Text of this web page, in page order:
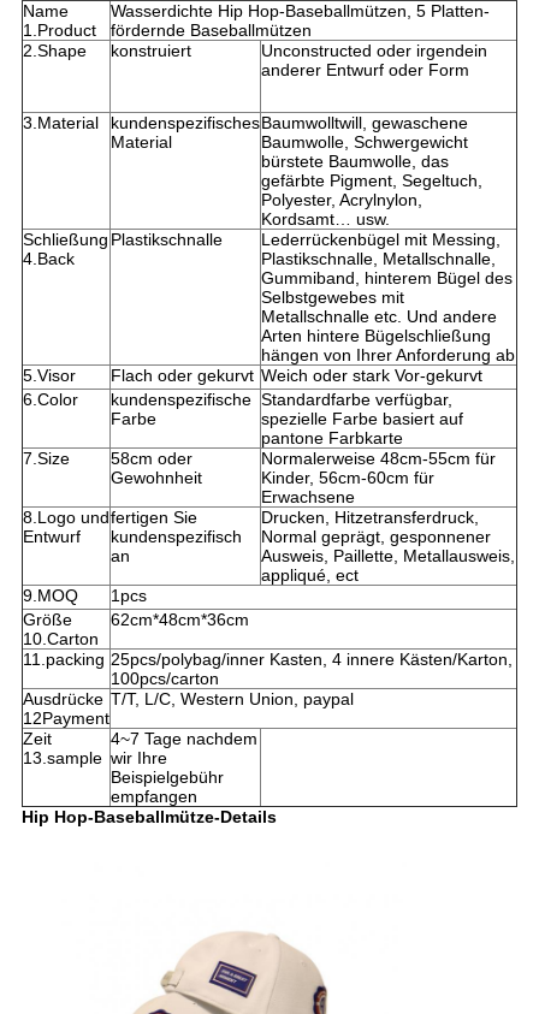
Name
1.Product
Wasserdichte Hip Hop-Baseballmützen, 5 Platten-
fördernde Baseballmützen
2.Shape
konstruiert
Unconstructed oder irgendein
anderer Entwurf oder Form
3.Material
kundenspezifisches
Material
Baumwolltwill, gewaschene
Baumwolle, Schwergewicht
bürstete Baumwolle, das
gefärbte Pigment, Segeltuch,
Polyester, Acrylnylon,
Kordsamt… usw.
Schließung
4.Back
Plastikschnalle
Lederrückenbügel mit Messing,
Plastikschnalle, Metallschnalle,
Gummiband, hinterem Bügel des
Selbstgewebes mit
Metallschnalle etc. Und andere
Arten hintere Bügelschließung
hängen von Ihrer Anforderung ab
5.Visor
Flach oder gekurvt Weich oder stark Vor-gekurvt
6.Color
kundenspezifische
Farbe
Standardfarbe verfügbar,
spezielle Farbe basiert auf
pantone Farbkarte
7.Size
58cm oder
Gewohnheit
Normalerweise 48cm-55cm für
Kinder, 56cm-60cm für
Erwachsene
8.Logo und
Entwurf
fertigen Sie
kundenspezifisch
an
Drucken, Hitzetransferdruck,
Normal geprägt, gesponnener
Ausweis, Paillette, Metallausweis,
appliqué, ect
9.MOQ
1pcs
Größe
10.Carton
62cm*48cm*36cm
11.packing 25pcs/polybag/inner Kasten, 4 innere Kästen/Karton,
100pcs/carton
Ausdrücke
12Payment
T/T, L/C, Western Union, paypal
Zeit
13.sample
4~7 Tage nachdem
wir Ihre
Beispielgebühr
empfangen
Hip Hop-Baseballmütze-Details